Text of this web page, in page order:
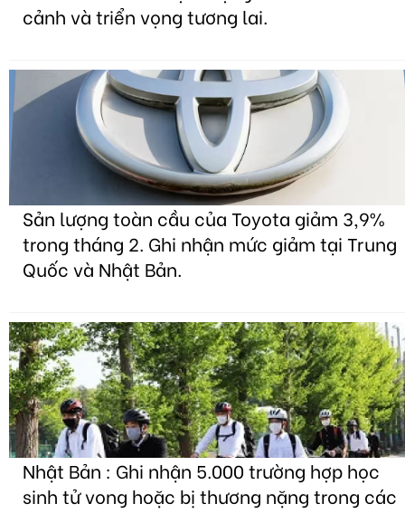
cảnh và triển vọng tương lai.
Sản lượng toàn cầu của Toyota giảm 3,9%
trong tháng 2. Ghi nhận mức giảm tại Trung
Quốc và Nhật Bản.
Nhật Bản : Ghi nhận 5.000 trường hợp học
sinh tử vong hoặc bị thương nặng trong các